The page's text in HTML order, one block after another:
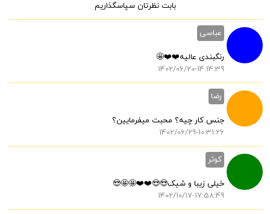
بابت نظرتان سپاسگذاریم
عباسی
رنگبندی عالیه❤️❤️🤩
1402/06/20-14:14:39
رضا
جنس کار چیه؟ محبت میفرمایین؟
1402/06/29-10:31:26
کوثر
خیلی زیبا و شیک😍😍❤️❤️🤩🤩😍
1402/10/17-17:58:49